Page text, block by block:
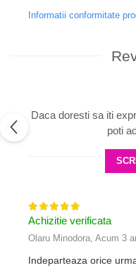
Informatii conformitate
Daca doresti sa iti
poti
Achizitie verificata
Olaru Minodora, Acum 3
Indeparteaza orice